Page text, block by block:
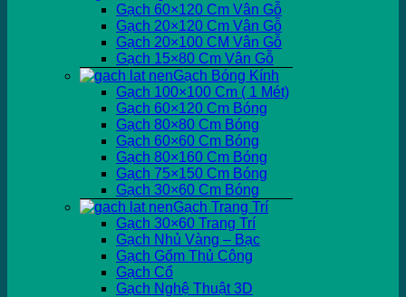
Gạch 60×120 Cm Vân Gỗ
Gạch 20×120 Cm Vân Gỗ
Gạch 20×100 CM Vân Gỗ
Gạch 15×80 Cm Vân Gỗ
Gạch Bóng Kính
Gạch 100×100 Cm ( 1 Mét)
Gạch 60×120 Cm Bóng
Gạch 80×80 Cm Bóng
Gạch 60×60 Cm Bóng
Gạch 80×160 Cm Bóng
Gạch 75×150 Cm Bóng
Gạch 30×60 Cm Bóng
Gạch Trang Trí
Gạch 30×60 Trang Trí
Gạch Nhủ Vàng – Bạc
Gạch Gốm Thủ Công
Gạch Cổ
Gạch Nghệ Thuật 3D